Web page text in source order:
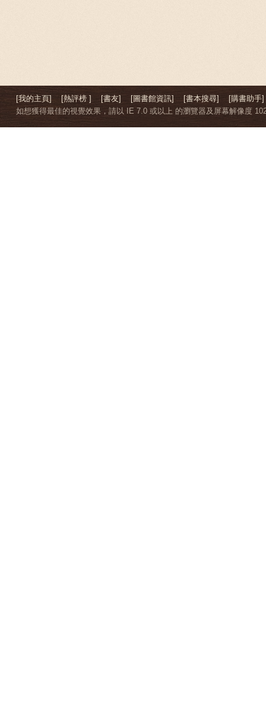
[我的主頁] [熱評榜 ] [書友] [圖書館資訊] [書本搜尋]
[購書助手]
如想獲得最佳的視覺效果，請以 IE 7.0 或以上 的瀏覽器及屏幕解像度